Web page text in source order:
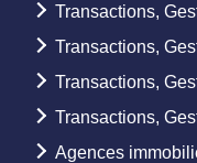
Transactions,
Transactions,
Transactions,
Transactions,
Agences